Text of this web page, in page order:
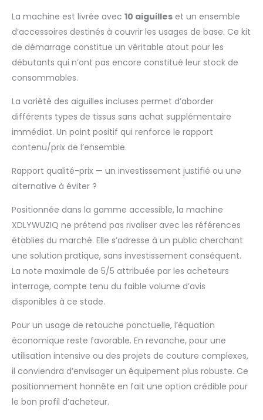
sortes d'aiguilles, de
coton, de laine, d'iber
et d'autres tissus
La machine est livrée avec 10 aiguilles et un ensemble
d’accessoires destinés à couvrir les usages de base. Ce kit
de démarrage constitue un véritable atout pour les
débutants qui n’ont pas encore constitué leur stock de
consommables.
La variété des aiguilles incluses permet d’aborder
différents types de tissus sans achat supplémentaire
immédiat. Un point positif qui renforce le rapport
contenu/prix de l’ensemble.
Rapport qualité-prix — un investissement justifié ou une
alternative à éviter ?
Positionnée dans la gamme accessible, la machine
XDLYWUZIQ ne prétend pas rivaliser avec les références
établies du marché. Elle s’adresse à un public cherchant
une solution pratique, sans investissement conséquent.
La note maximale de 5/5 attribuée par les acheteurs
interroge, compte tenu du faible volume d’avis
disponibles à ce stade.
Pour un usage de retouche ponctuelle, l’équation
économique reste favorable. En revanche, pour une
utilisation intensive ou des projets de couture complexes,
il conviendra d’envisager un équipement plus robuste. Ce
positionnement honnête en fait une option crédible pour
le bon profil d’acheteur.